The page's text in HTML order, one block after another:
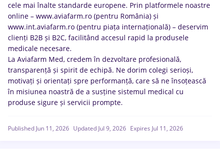
cele mai înalte standarde europene. Prin platformele noastre
online – www.aviafarm.ro (pentru România) și
www.int.aviafarm.ro (pentru piața internațională) – deservim
clienți B2B și B2C, facilitând accesul rapid la produsele
medicale necesare.
La Aviafarm Med, credem în dezvoltare profesională,
transparență și spirit de echipă. Ne dorim colegi serioși,
motivați și orientați spre performanță, care să ne însoțească
în misiunea noastră de a susține sistemul medical cu
produse sigure și servicii prompte.
Published Jun 11, 2026 Updated Jul 9, 2026 Expires Jul 11, 2026